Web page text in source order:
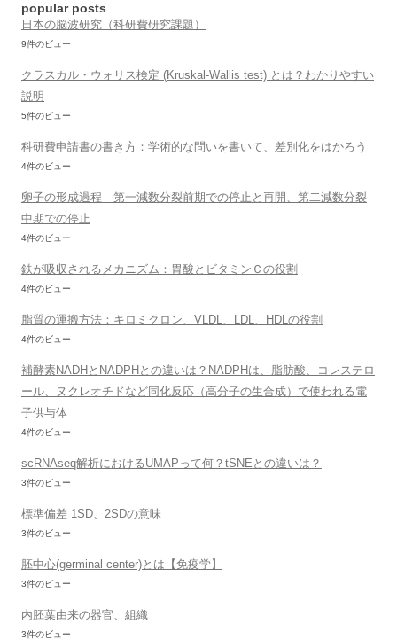
ン
popular posts
日本の脳波研究（科研費研究課題）
9件のビュー
クラスカル・ウォリス検定 (Kruskal-Wallis test) とは？わかりやすい
説明
5件のビュー
科研費申請書の書き方：学術的な問いを書いて、差別化をはかろう
4件のビュー
卵子の形成過程 第一減数分裂前期での停止と再開、第二減数分裂
中期での停止
4件のビュー
鉄が吸収されるメカニズム：胃酸とビタミンＣの役割
4件のビュー
脂質の運搬方法：キロミクロン、VLDL、LDL、HDLの役割
4件のビュー
補酵素NADHとNADPHとの違いは？NADPHは、脂肪酸、コレステロ
ール、ヌクレオチドなど同化反応（高分子の生合成）で使われる電
子供与体
4件のビュー
scRNAseq解析におけるUMAPって何？tSNEとの違いは？
3件のビュー
標準偏差 1SD、2SDの意味
3件のビュー
胚中心(germinal center)とは【免疫学】
3件のビュー
内胚葉由来の器官、組織
3件のビュー